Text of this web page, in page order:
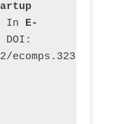
In E-